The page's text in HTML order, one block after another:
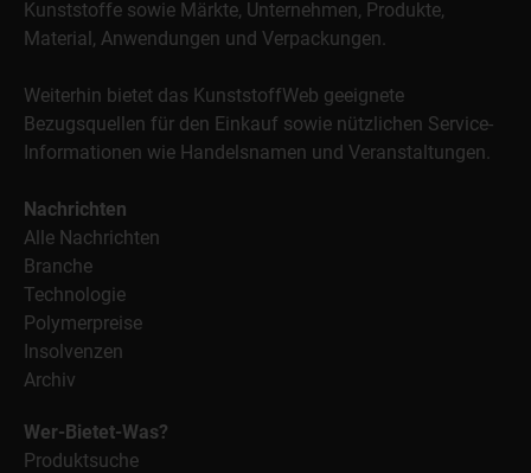
Kunststoffe sowie Märkte, Unternehmen, Produkte,
Material, Anwendungen und Verpackungen.
Weiterhin bietet das KunststoffWeb geeignete
Bezugsquellen für den Einkauf sowie nützlichen Service-
Informationen wie Handelsnamen und Veranstaltungen.
Nachrichten
Alle Nachrichten
Branche
Technologie
Polymerpreise
Insolvenzen
Archiv
Wer-Bietet-Was?
Produktsuche